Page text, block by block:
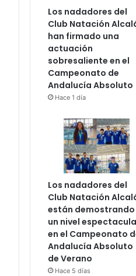
Los nadadores del
Club Natación
han firmado una
actuación
sobresaliente en el
Campeonato de
Andalucía Absoluto
Hace 1 día
Los nadadores del
Club Natación
están demostrando
un nivel
en el Campeonato
Andalucía Absoluto
de Verano
Hace 5 días